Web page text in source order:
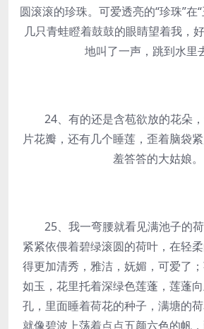
圆滚滚的珍珠。可爱透亮的“珍珠”在“
几只青蛙瞪着鼓鼓的眼睛望着我，
地叫了一声，跳到水里
24、有的还是含苞欲放的花朵，
片花瓣，还有几个睡莲，歪着脑袋
羞答答的大姑娘。
25、我一弯腰就看见满池子的荷
紧紧依偎着碧绿滚圆的荷叶，在轻
得更加清秀，雅洁，妩媚，可爱了
如玉，花里托着深绿色莲蓬，莲蓬
孔，里面睡着荷花的种子，满塘的
就像碧波上荡着点点五颜六色的帆